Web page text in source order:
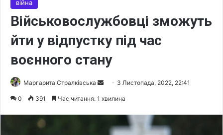
війна
Військовослужбовці зможуть
йти у відпустку під час
воєнного стану
Маргарита Стралківська 3 Листопада, 2022, 22:41
0 391 Час читання: 1 хвилина